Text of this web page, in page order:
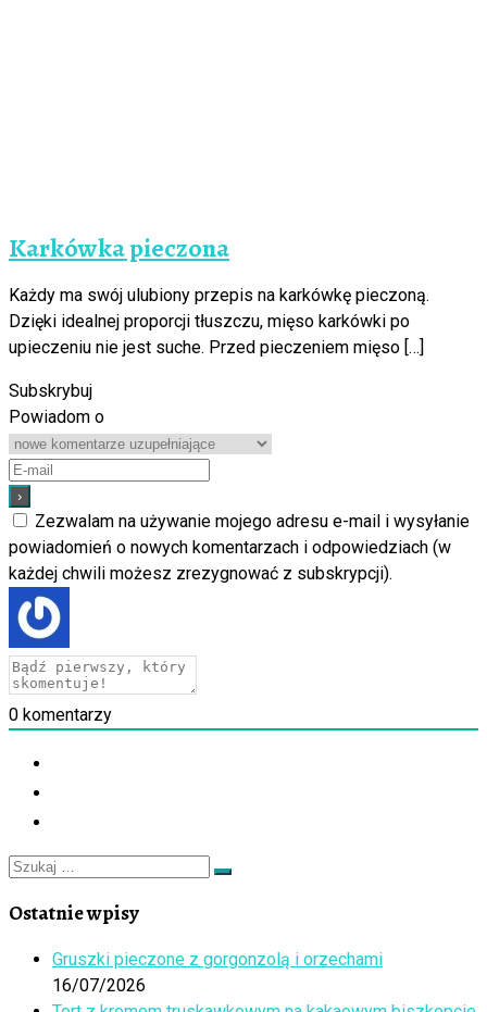
Karkówka pieczona
Każdy ma swój ulubiony przepis na karkówkę pieczoną.
Dzięki idealnej proporcji tłuszczu, mięso karkówki po
upieczeniu nie jest suche. Przed pieczeniem mięso […]
Subskrybuj
Powiadom o
Zezwalam na używanie mojego adresu e-mail i wysyłanie
powiadomień o nowych komentarzach i odpowiedziach (w
każdej chwili możesz zrezygnować z subskrypcji).
0 komentarzy
Szukaj
Szukaj
Ostatnie wpisy
Gruszki pieczone z gorgonzolą i orzechami
16/07/2026